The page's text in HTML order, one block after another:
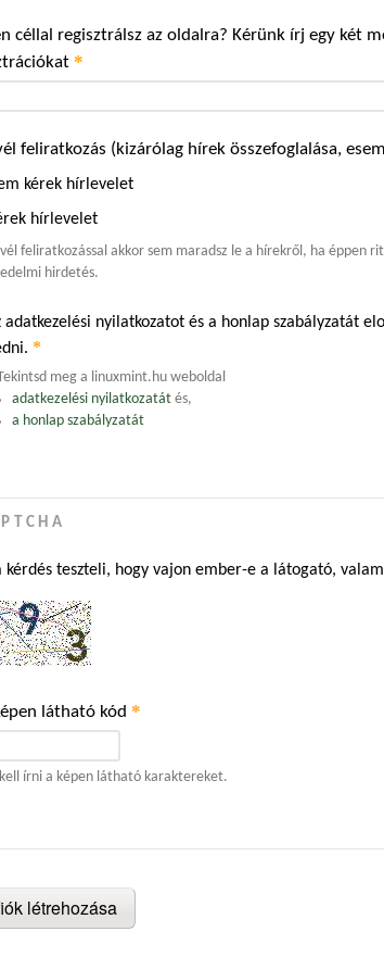
céllal regisztrálsz az oldalra? Kérünk írj egy két
*
feliratkozás (kizárólag hírek összefoglalása,
kérek hírlevelet
hírlevelet
feliratkozással akkor sem maradsz le a hírekről, ha éppen
hirdetés.
adatkezelési nyilatkozatot és a honlap szabályzatát
*
meg a linuxmint.hu weboldal
adatkezelési nyilatkozatátés,
a honlap szabályzatát
kérdés teszteli, hogy vajon ember-e a látogató,
látható kód *
írni a képen látható karaktereket.